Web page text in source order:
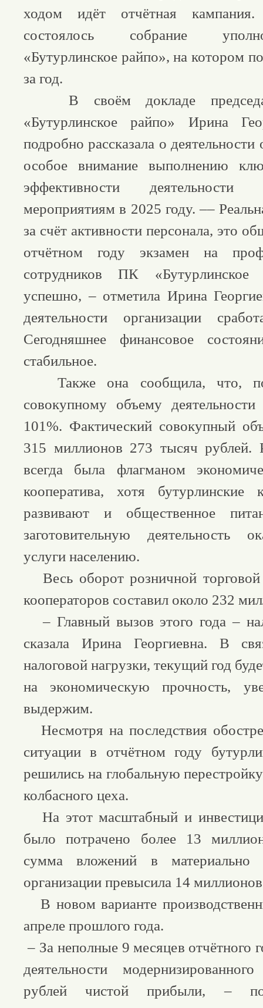
ходом идёт отчётная
состоялось собрание
«Бутурлинское райпо», на котором
за год.
В своём докладе
«Бутурлинское райпо» Ирина
подробно рассказала о деятельности
особое внимание выполнению
эффективности
мероприятиям в 2025 году. ––
за счёт активности персонала, это
отчётном году экзамен на
сотрудников ПК
успешно, – отметила Ирина
деятельности организации
Сегодняшнее финансовое
стабильное.
Также она сообщила, что,
совокупному объему
101%. Фактический совокупный
315 миллионов 273 тысяч рублей.
всегда была флагманом
кооператива, хотя бутурлинские
развивают и общественное
заготовительную деятельность
услуги населению.
Весь оборот розничной торговой
кооператоров составил около 232
– Главный вызов этого года –
сказала Ирина Георгиевна. В
налоговой нагрузки, текущий год
на экономическую прочность,
выдержим.
Несмотря на последствия
ситуации в отчётном году
решились на глобальную
колбасного цеха.
На этот масштабный и
было потрачено более 13
сумма вложений в материально
организации превысила 14
В новом варианте
апреле прошлого года.
– За неполные 9 месяцев отчётного
деятельности
рублей чистой прибыли, –